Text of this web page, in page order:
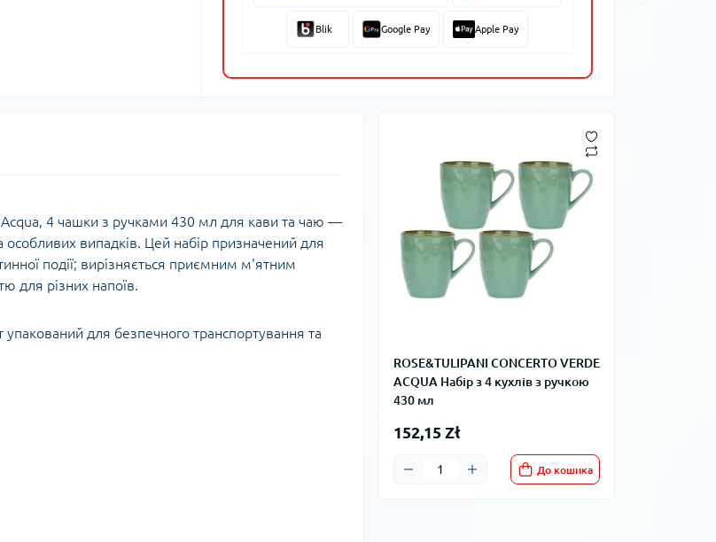
Blik Google Pay Apple Pay
ROSE&TULIPANI CONCERTO VERDE
ACQUA Набір з 4 кухлів з ручкою
430 мл
152,15 Zł
До кошика
4 чашки з ручками 430 мл для кави та чаю —
випадків. Цей набір призначений для
події; вирізняється приємним м'ятним
для різних напоїв.
упакований для безпечного транспортування та